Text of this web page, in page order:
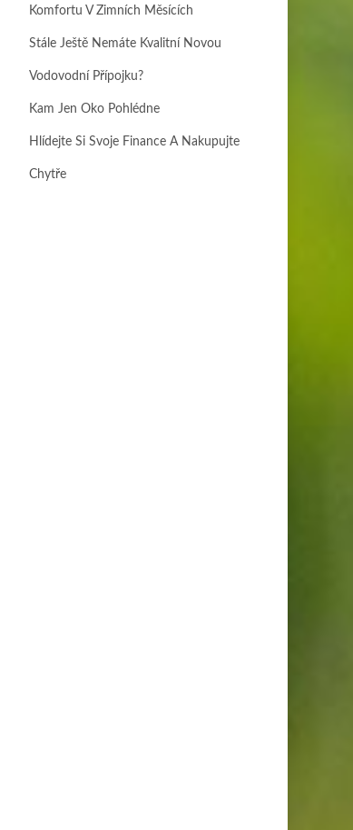
Komfortu V Zimních Měsících
Stále Ještě Nemáte Kvalitní Novou
Vodovodní Přípojku?
Kam Jen Oko Pohlédne
Hlídejte Si Svoje Finance A Nakupujte
Chytře